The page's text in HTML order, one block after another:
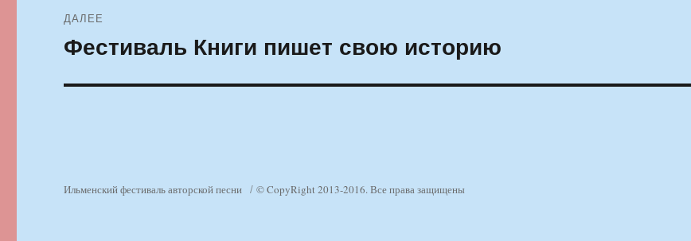
ДАЛЕЕ
Следующая
Фестиваль Книги пишет свою историю
Ильменский фестиваль авторской песни © CopyRight 2013-2016. Все права защищены